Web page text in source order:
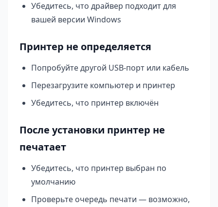
Убедитесь, что драйвер подходит для
вашей версии Windows
Принтер не определяется
Попробуйте другой USB-порт или кабель
Перезагрузите компьютер и принтер
Убедитесь, что принтер включён
После установки принтер не
печатает
Убедитесь, что принтер выбран по
умолчанию
Проверьте очередь печати — возможно,